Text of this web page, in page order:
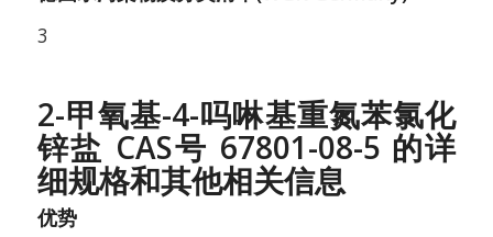
3
2-甲氧基-4-吗啉基重氮苯氯化
锌盐 CAS号 67801-08-5 的详
细规格和其他相关信息
优势